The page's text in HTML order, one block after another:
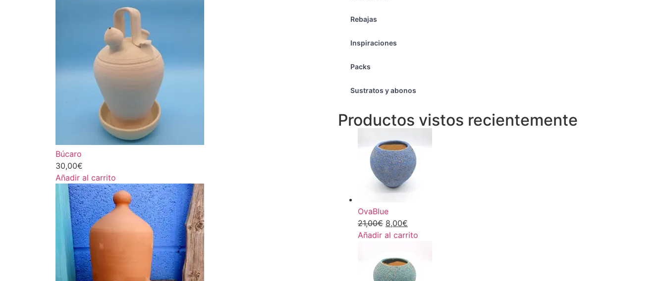
Búcaro
30,00€
Añadir al carrito
Rebajas
Inspiraciones
Packs
Sustratos y abonos
Productos vistos recientemente
OvaBlue
21,00€ 8,00€
Añadir al carrito